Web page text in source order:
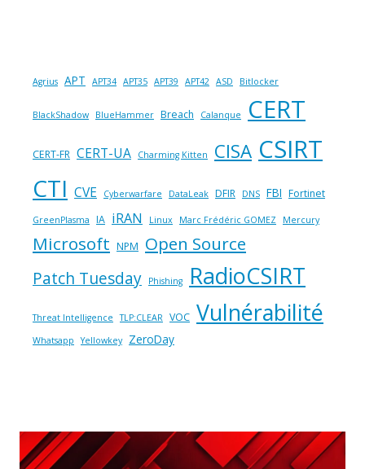
Agrius APT APT34 APT35 APT39 APT42 ASD Bitlocker
BlackShadow BlueHammer Breach Calanque CERT
CERT-FR CERT-UA Charming Kitten CISA CSIRT
CTI CVE Cyberwarfare DataLeak DFIR DNS FBI Fortinet
GreenPlasma IA iRAN Linux Marc Frédéric GOMEZ Mercury
Microsoft NPM Open Source
Patch Tuesday Phishing RadioCSIRT
Threat Intelligence TLP:CLEAR VOC Vulnérabilité
Whatsapp Yellowkey ZeroDay